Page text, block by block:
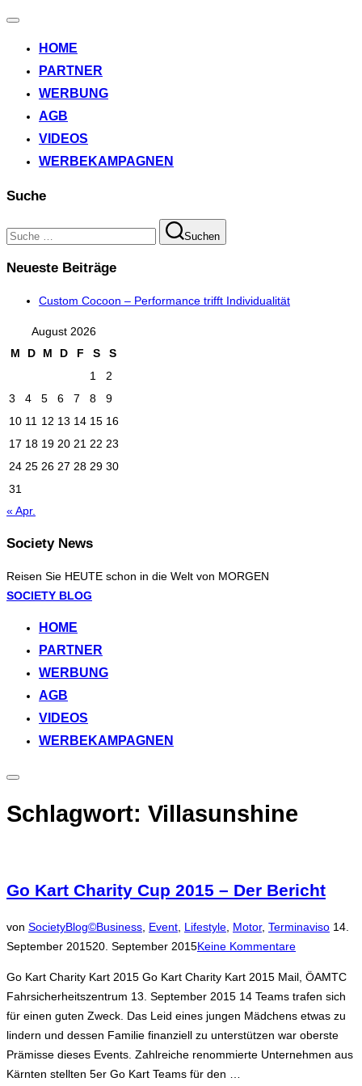
Navigation
HOME
PARTNER
WERBUNG
AGB
VIDEOS
WERBEKAMPAGNEN
Suche
Suchen
nach:
Suchen
Neueste Beiträge
Custom Cocoon – Performance trifft Individualität
August 2026
M
D M D F S
S
1
2
3
4 5 6 7 8
9
10 11 12 13 14 15 16
17 18 19 20 21 22 23
24 25 26 27 28 29 30
31
« Apr.
Society News
Reisen Sie HEUTE schon in die Welt von MORGEN
Zum
springen
SOCIETY BLOG
HOME
PARTNER
WERBUNG
AGB
VIDEOS
WERBEKAMPAGNEN
Seitenleiste
Navigation
umschalten
Schlagwort: Villasunshine
Go Kart Charity Cup 2015 – Der Bericht
von SocietyBlog©Business Event Lifestyle Motor, Terminaviso 14.
September 201520. September 2015Keine Kommentare
Go Kart Charity Kart 2015 Go Kart Charity Kart 2015 Mail, ÖAMTC
Fahrsicherheitszentrum 13. September 2015 14 Teams trafen sich
für einen guten Zweck. Das Leid eines jungen Mädchens etwas zu
lindern und dessen Familie finanziell zu unterstützen war oberste
Prämisse dieses Events. Zahlreiche renommierte Unternehmen aus
Kärnten stellten 5er Go Kart Teams für den …